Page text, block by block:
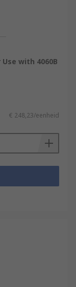
with 4060B
€ 248,23/eenheid